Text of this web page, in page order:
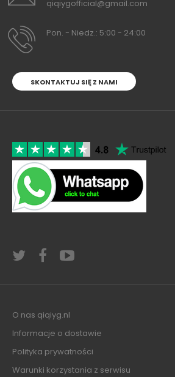
qiqiygofficial@gmail.com
Pon. - Niedz.: 5:00 - 24:00
SKONTAKTUJ SIĘ Z NAMI
O nas qiqiyg.nl
Informacje o dostawie
Polityka prywatności
Warunki korzystania z serwisu